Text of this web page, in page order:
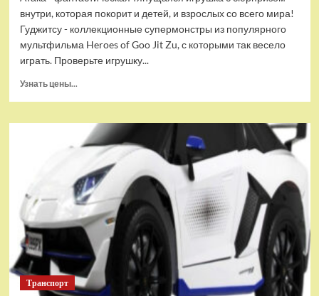
внутри, которая покорит и детей, и взрослых со всего мира!
Гуджитсу - коллекционные супермонстры из популярного
мультфильма Heroes of Goo Jit Zu, с которыми так весело
играть. Проверьте игрушку...
Узнать цены...
Тянущаяся
игрушка
Гуджитсу
и
Гигабивень
Водная
Атака
Транспорт